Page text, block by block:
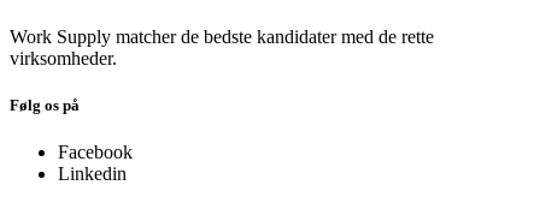
Work Supply matcher de bedste kandidater med de rette
virksomheder.
Følg os på
Facebook
Linkedin